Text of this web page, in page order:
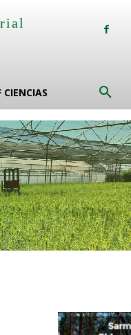
CIENCIAS